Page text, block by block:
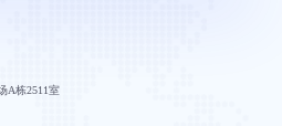
A栋2511室